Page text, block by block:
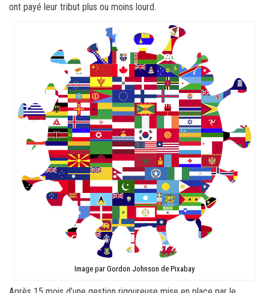
ont payé leur tribut plus ou moins lourd.
Image par Gordon Johnson de Pixabay